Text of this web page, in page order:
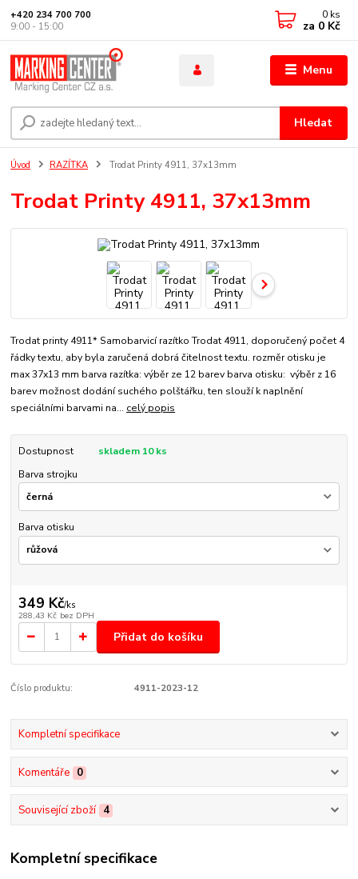
Menu
Hledat
+420 234 700 700
9:00 - 15:00
0 ks
za 0 Kč
Úvod RAZÍTKA Trodat Printy 4911, 37x13mm
Trodat Printy 4911, 37x13mm
Trodat printy 4911* Samobarvicí razítko Trodat 4911, doporučený počet 4
řádky textu, aby byla zaručená dobrá čitelnost textu. rozměr otisku je
max 37x13 mm barva razítka: výběr ze 12 barev barva otisku: výběr z 16
barev možnost dodání suchého polštářku, ten slouží k naplnění
speciálními barvami na... celý popis
Dostupnost
skladem 10 ks
Barva strojku
Barva otisku
349 Kč/ks
288,43 Kč bez DPH
Přidat do košíku
Číslo produktu: 4911-2023-12
Kompletní specifikace
Komentáře 0
Související zboží 4
Kompletní specifikace